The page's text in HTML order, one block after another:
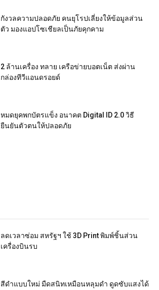
กังวลความปลอดภัย คนยุโรปเลี่ยงให้ข้อมูลส่วน
ตัว มองแอปโซเชียลเป็นภัยคุกคาม
2 ล้านเครื่อง ทลาย เครือข่ายบอตเน็ต ส่งผ่าน
กล่องทีวีแอนดรอยด์
หมดยุคพกบัตรแข็ง อนาคต Digital ID 2.0 วิธี
ยืนยันตัวตนให้ปลอดภัย
ลดเวลาซ่อม สหรัฐฯ ใช้ 3D Print พิมพ์ชิ้นส่วน
เครื่องบินรบ
สีดำแบบใหม่ มืดสนิทเหมือนหลุมดำ ดูดซับแสงได้